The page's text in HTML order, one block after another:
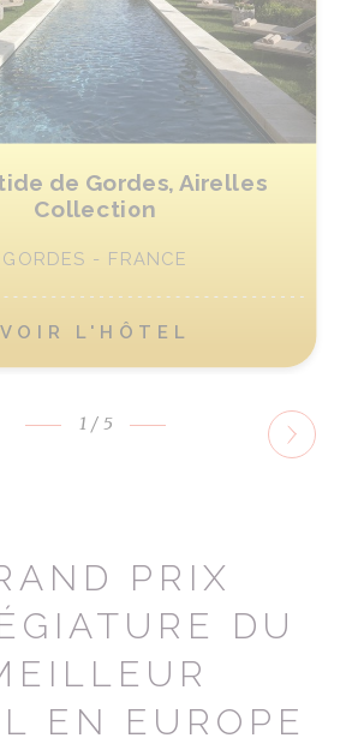
de Gordes, Airelles
Collection
GORDES - FRANCE
VOIR L'HÔTEL
1 /5
PRIX
DU
EN EUROPE